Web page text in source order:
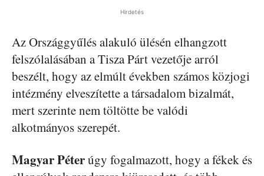
Hirdetés
Az Országgyűlés alakuló ülésén elhangzott
felszólalásában a Tisza Párt vezetője arról
beszélt, hogy az elmúlt években számos közjogi
intézmény elveszítette a társadalom bizalmát,
mert szerinte nem töltötte be valódi
alkotmányos szerepét.
Magyar Péterúgy fogalmazott, hogy a fékek és